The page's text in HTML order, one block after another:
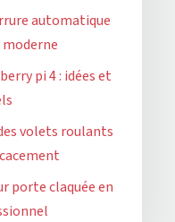
automatique
pi 4 : idées et
volets roulants
porte claquée en